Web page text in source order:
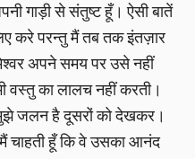
गाड़ी से संतुष्ट हूँ। ऐसी बातें
करे परन्तु मैं तब तक इंतज़ार
अपने समय पर उसे नहीं
वस्तु का लालच नहीं करती।
मुझे जलन है दूसरों को देखकर।
मैं चाहती हूँ कि वे उसका आनंद